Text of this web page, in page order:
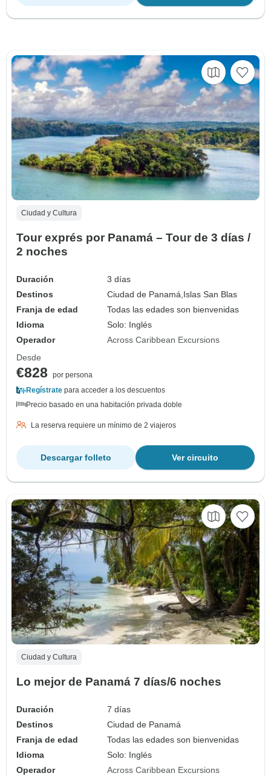
Ciudad y Cultura
Tour exprés por Panamá – Tour de 3 días /
2 noches
Duración
3 días
Destinos
Ciudad de Panamá, Islas San Blas
Franja de edad
Todas las edades son bienvenidas
Idioma
Solo: Inglés
Operador
Across Caribbean Excursions
Desde
€828
por persona
Regístrate para acceder a los descuentos
Precio basado en una habitación privada doble
La reserva requiere un mínimo de 2 viajeros
Ver circuito
Descargar folleto
Ciudad y Cultura
Lo mejor de Panamá 7 días/6 noches
Duración
7 días
Destinos
Ciudad de Panamá
Franja de edad
Todas las edades son bienvenidas
Idioma
Solo: Inglés
Operador
Across Caribbean Excursions